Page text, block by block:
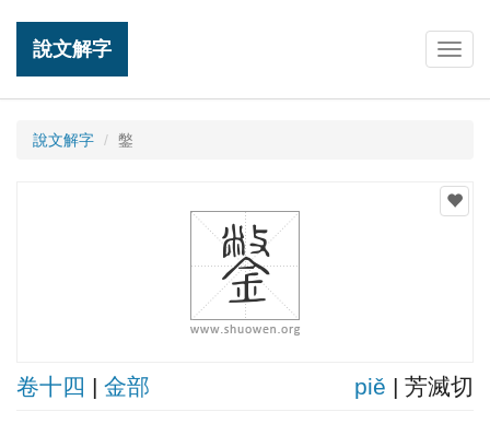
說文解字
說文解字 鐅
卷十四 | 金部 piě | 芳滅切